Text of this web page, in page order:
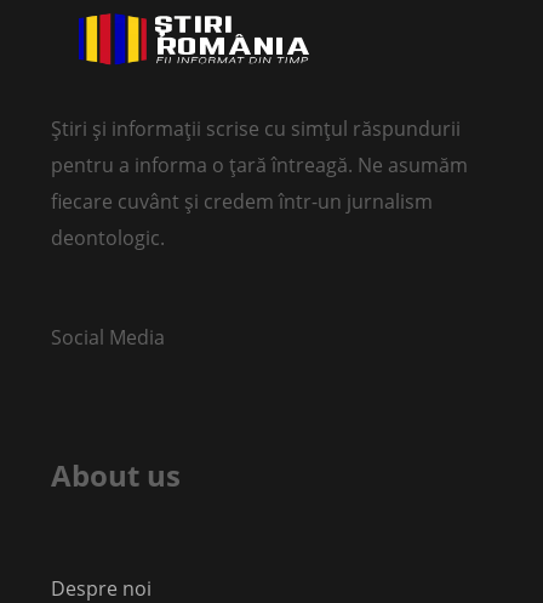
Știri și informații scrise cu simțul răspundurii
pentru a informa o țară întreagă. Ne asumăm
fiecare cuvânt și credem într-un jurnalism
deontologic.
Social Media
About us
Despre noi